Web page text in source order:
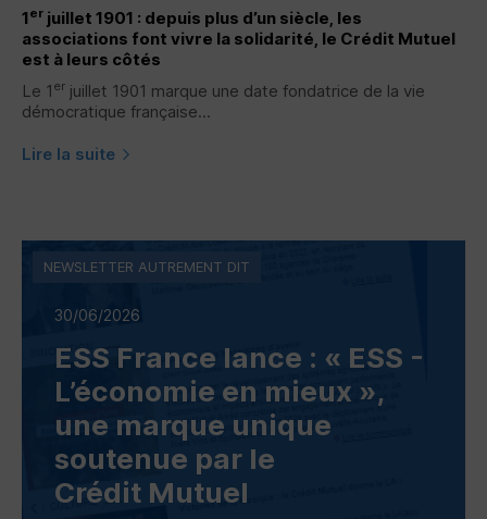
1er juillet 1901 : depuis plus d’un siècle, les
associations font vivre la solidarité, le Crédit Mutuel
est à leurs côtés
Le 1 er juillet 1901 marque une date fondatrice de la vie
démocratique française...
Lire la suite
30/06/2026
ESS France lance : « ESS -
L’économie en mieux »,
une marque unique
soutenue par le
Crédit Mutuel
NEWSLETTER AUTREMENT DIT